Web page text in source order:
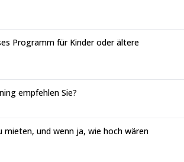
Programm für Kinder oder ältere
empfehlen Sie?
und wenn ja, wie hoch wären